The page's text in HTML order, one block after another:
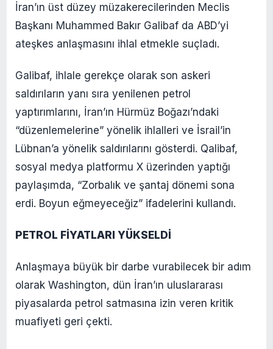
İran’ın üst düzey müzakerecilerinden Meclis
Başkanı Muhammed Bakır Galibaf da ABD’yi
ateşkes anlaşmasını ihlal etmekle suçladı.
Galibaf, ihlale gerekçe olarak son askeri
saldırıların yanı sıra yenilenen petrol
yaptırımlarını, İran’ın Hürmüz Boğazı’ndaki
“düzenlemelerine” yönelik ihlalleri ve İsrail’in
Lübnan’a yönelik saldırılarını gösterdi. Qalibaf,
sosyal medya platformu X üzerinden yaptığı
paylaşımda, “Zorbalık ve şantaj dönemi sona
erdi. Boyun eğmeyeceğiz” ifadelerini kullandı.
PETROL FİYATLARI YÜKSELDİ
Anlaşmaya büyük bir darbe vurabilecek bir adım
olarak Washington, dün İran’ın uluslararası
piyasalarda petrol satmasına izin veren kritik
muafiyeti geri çekti.